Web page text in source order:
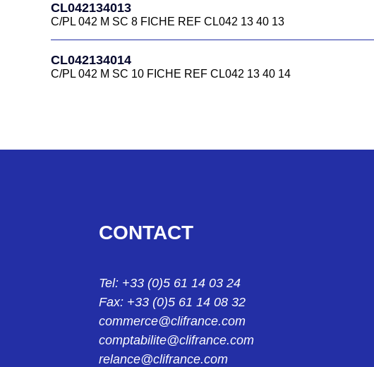
CL042134013
C/PL 042 M SC 8 FICHE REF CL042 13 40 13
CL042134014
C/PL 042 M SC 10 FICHE REF CL042 13 40 14
C/RL 042 F SC 8 PROLONGATEUR REF CL042 32 40 13
C/PL 062 F SC 6 FICHE CL062 12 40 11
CL062124012
C/PL 062 F SC 7 FICHE CL062 12 40 12
CONTACT
Tel: +33 (0)5 61 14 03 24
Fax: +33 (0)5 61 14 08 32
commerce@clifrance.com
comptabilite@clifrance.com
relance@clifrance.com